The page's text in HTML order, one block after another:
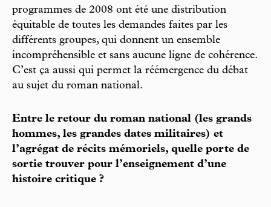
programmes de 2008 ont été une distribution
équitable de toutes les demandes faites par les
différents groupes, qui donnent un ensemble
incompréhensible et sans aucune ligne de cohérence.
C’est ça aussi qui permet la réémergence du débat
au sujet du roman national.
Entre le retour du roman national (les grands
hommes, les grandes dates militaires) et
l’agrégat de récits mémoriels, quelle porte de
sortie trouver pour l’enseignement d’une
histoire critique ?